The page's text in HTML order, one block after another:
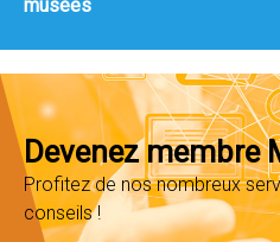
musées
Devenez membre
Profitez de nos nombreux
conseils !